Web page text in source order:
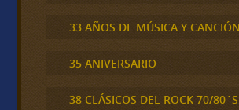
33 AÑOS DE MÚSICA Y
35 ANIVERSARIO
38 CLÁSICOS DEL ROCK 70/80´S